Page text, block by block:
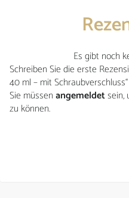
Es gibt noch
Schreiben Sie die erste
40 ml – mit Schraubverschluss“
Sie müssenangemeldetsein,
zu können.